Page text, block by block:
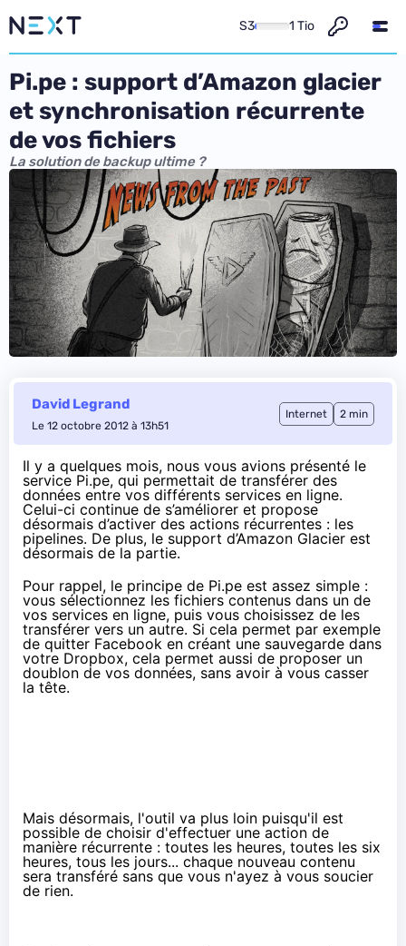
S3 1 Tio
Pi.pe : support d’Amazon glacier
et synchronisation récurrente
de vos fichiers
La solution de backup ultime ?
David Legrand
Le 12 octobre 2012 à 13h51
Internet 2 min
Il y a quelques mois, nous vous avions présenté le
service Pi.pe, qui permettait de transférer des
données entre vos différents services en ligne.
Celui-ci continue de s’améliorer et propose
désormais d’activer des actions récurrentes : les
pipelines. De plus, le support d’Amazon Glacier est
désormais de la partie.
Pour rappel, le principe de Pi.pe est assez simple :
vous sélectionnez les fichiers contenus dans un de
vos services en ligne, puis vous choisissez de les
transférer vers un autre. Si cela permet par exemple
de quitter Facebook en créant une sauvegarde dans
votre Dropbox, cela permet aussi de proposer un
doublon de vos données, sans avoir à vous casser
la tête.
Mais désormais, l'outil va plus loin puisqu'il est
possible de choisir d'effectuer une action de
manière récurrente : toutes les heures, toutes les six
heures, tous les jours... chaque nouveau contenu
sera transféré sans que vous n'ayez à vous soucier
de rien.